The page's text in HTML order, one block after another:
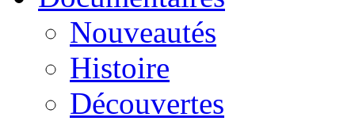
Nouveautés
Histoire
Découvertes